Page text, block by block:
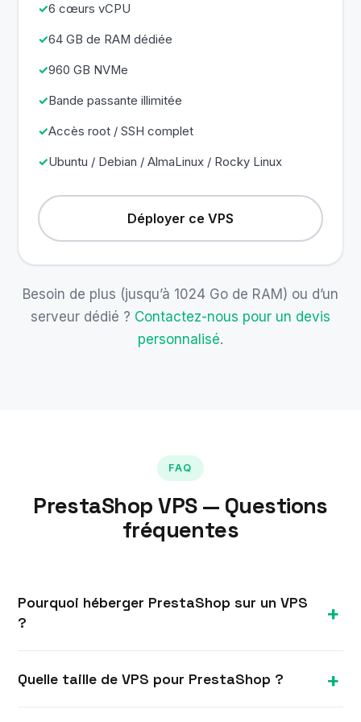
6 cœurs vCPU
64 GB de RAM dédiée
960 GB NVMe
Bande passante illimitée
Accès root / SSH complet
Ubuntu / Debian / AlmaLinux / Rocky Linux
Déployer ce VPS
Besoin de plus (jusqu’à 1024 Go de RAM) ou d’un
serveur dédié ? Contactez-nous pour un devis
personnalisé.
FAQ
PrestaShop VPS — Questions
fréquentes
Pourquoi héberger PrestaShop sur un VPS
?
de paiement dynamiques qui bénéficient de vCPU
Quelle taille de VPS pour PrestaShop ?